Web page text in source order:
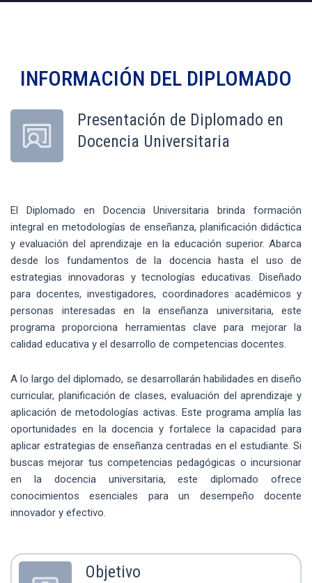
INFORMACIÓN DEL DIPLOMADO
Presentación de Diplomado en
Docencia Universitaria
El Diplomado en Docencia Universitaria brinda formación
integral en metodologías de enseñanza, planificación didáctica
y evaluación del aprendizaje en la educación superior. Abarca
desde los fundamentos de la docencia hasta el uso de
estrategias innovadoras y tecnologías educativas. Diseñado
para docentes, investigadores, coordinadores académicos y
personas interesadas en la enseñanza universitaria, este
programa proporciona herramientas clave para mejorar la
calidad educativa y el desarrollo de competencias docentes.
A lo largo del diplomado, se desarrollarán habilidades en diseño
curricular, planificación de clases, evaluación del aprendizaje y
aplicación de metodologías activas. Este programa amplía las
oportunidades en la docencia y fortalece la capacidad para
aplicar estrategias de enseñanza centradas en el estudiante. Si
buscas mejorar tus competencias pedagógicas o incursionar
en la docencia universitaria, este diplomado ofrece
conocimientos esenciales para un desempeño docente
innovador y efectivo.
Objetivo